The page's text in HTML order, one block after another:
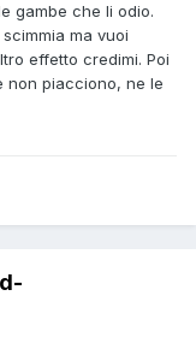
gambe che li odio.
ma vuoi
effetto credimi. Poi
non piacciono, ne le